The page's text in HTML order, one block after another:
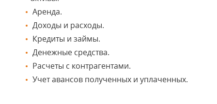
Аренда.
Доходы и расходы.
Кредиты и займы.
Денежные средства.
Расчеты с контрагентами.
Учет авансов полученных и уплаченных.